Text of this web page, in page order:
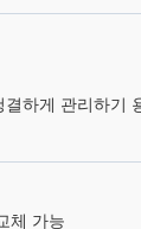
하게 관리하기
체 가능